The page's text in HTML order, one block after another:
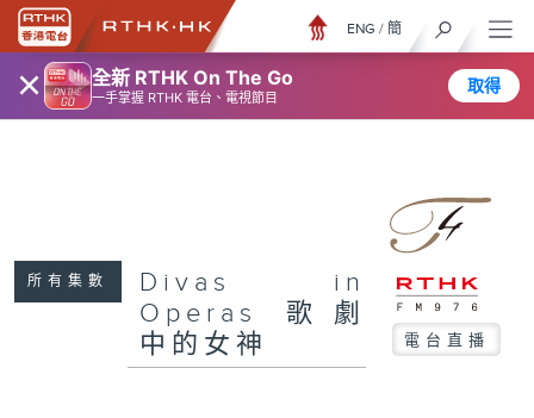
× 全新 RTHK On The Go
一手掌握 RTHK 電台、電視節目
取得
ENG / 簡
所有集數
Divas in
Operas 歌劇
中的女神
電台直播